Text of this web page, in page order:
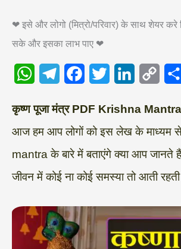
❤ इसे और लोगो (मित्रो/परिवार) के साथ शेयर
सके और इसका लाभ पाए ❤
h
a
t
s
e
l
e
g
m
a
c
e
b
o
k
w
i
t
t
i
n
k
e
I
n
o
p
y
L
n
k
h
a
r
e
कृष्ण पूजा मंत्र PDF Krishna
आज हम आप लोगों को इस लेख के माध्यम
mantra के बारे में बताएंगे क्या आप जानते
जीवन में कोई ना कोई समस्या तो आती